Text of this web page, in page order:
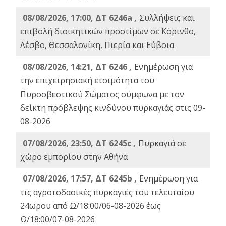
08/08/2026, 17:00, ΔΤ 6246a , Συλλήψεις και
επιβολή διοικητικών προστίμων σε Κόρινθο,
Λέσβο, Θεσσαλονίκη, Πιερία και Εύβοια
08/08/2026, 14:21, ΔΤ 6246 , Ενημέρωση για
την επιχειρησιακή ετοιμότητα του
Πυροσβεστικού Σώματος σύμφωνα με τον
δείκτη πρόβλεψης κινδύνου πυρκαγιάς στις 09-
08-2026
07/08/2026, 23:50, ΔΤ 6245c , Πυρκαγιά σε
χώρο εμπορίου στην Αθήνα
07/08/2026, 17:57, ΔΤ 6245b , Ενημέρωση για
τις αγροτοδασικές πυρκαγιές του τελευταίου
24ωρου από Ω/18:00/06-08-2026 έως
Ω/18:00/07-08-2026